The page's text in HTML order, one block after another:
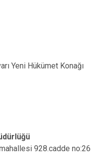
Yeni Hükümet Konağı
928.cadde no:26